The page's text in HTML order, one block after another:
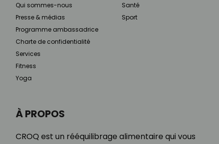
À PROPOS
CROQ est un rééquilibrage alimentaire qui vous
Qui sommes-nous
Presse & médias
Programme ambassadrice
Charte de confidentialité
Services
Fitness
Yoga
Santé
Sport